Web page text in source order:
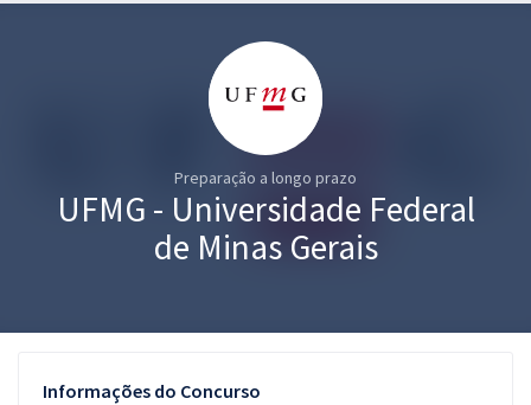
Preparação a longo prazo
UFMG - Universidade Federal
de Minas Gerais
Informações do Concurso